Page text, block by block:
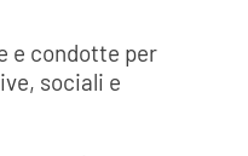
e condotte per
sociali e